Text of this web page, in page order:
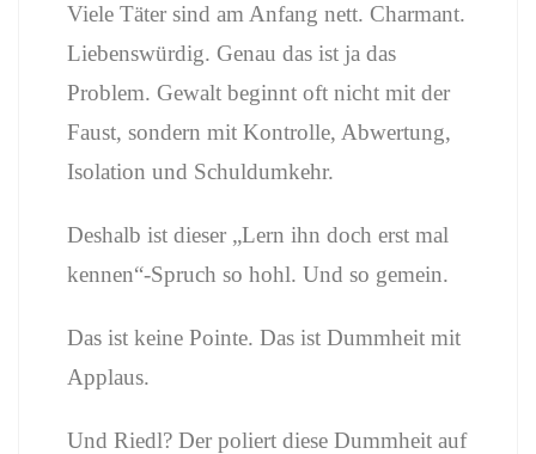
Viele Täter sind am Anfang nett. Charmant.
Liebenswürdig. Genau das ist ja das
Problem. Gewalt beginnt oft nicht mit der
Faust, sondern mit Kontrolle, Abwertung,
Isolation und Schuldumkehr.
Deshalb ist dieser „Lern ihn doch erst mal
kennen“-Spruch so hohl. Und so gemein.
Das ist keine Pointe. Das ist Dummheit mit
Applaus.
Und Riedl? Der poliert diese Dummheit auf